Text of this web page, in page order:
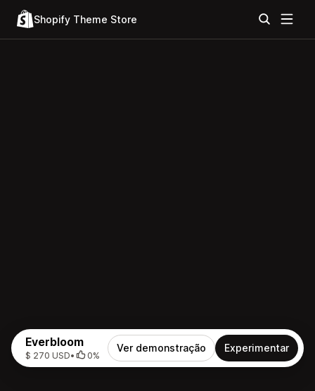
Shopify Theme Store
Everbloom
$ 270 USD• 0%
Ver demonstração Experimentar